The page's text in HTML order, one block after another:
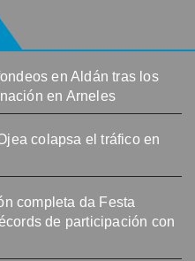
en Aldán tras los
en Arneles
colapsa el tráfico en
completa da Festa
de participación con